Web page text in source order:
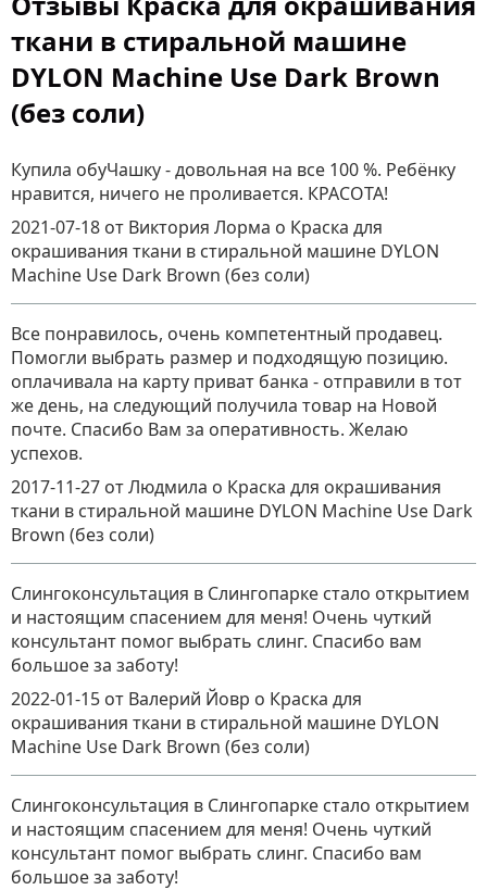
ткани в стиральной машине
DYLON Machine Use Dark Brown
(без соли)
Купила обуЧашку - довольная на все 100 %. Ребёнку
нравится, ничего не проливается. КРАСОТА!
2021-07-18 от Виктория Лорма о Краска для
окрашивания ткани в стиральной машине DYLON
Machine Use Dark Brown (без соли)
Все понравилось, очень компетентный продавец.
Помогли выбрать размер и подходящую позицию.
оплачивала на карту приват банка - отправили в тот
же день, на следующий получила товар на Новой
почте. Спасибо Вам за оперативность. Желаю
успехов.
2017-11-27 от Людмила о Краска для окрашивания
ткани в стиральной машине DYLON Machine Use Dark
Brown (без соли)
Слингоконсультация в Слингопарке стало открытием
и настоящим спасением для меня! Очень чуткий
консультант помог выбрать слинг. Спасибо вам
большое за заботу!
2022-01-15 от Валерий Йовр о Краска для
окрашивания ткани в стиральной машине DYLON
Machine Use Dark Brown (без соли)
Слингоконсультация в Слингопарке стало открытием
и настоящим спасением для меня! Очень чуткий
консультант помог выбрать слинг. Спасибо вам
большое за заботу!